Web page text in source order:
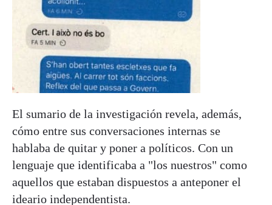
El sumario de la investigación revela, además,
cómo entre sus conversaciones internas se
hablaba de quitar y poner a políticos. Con un
lenguaje que identificaba a "los nuestros" como
aquellos que estaban dispuestos a anteponer el
ideario independentista.